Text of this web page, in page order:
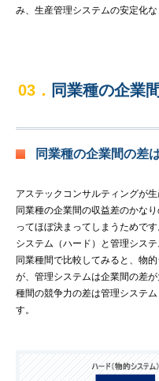
み、生産管理システムの安定化
03． 同業種の企業
同業種の企業間の差
アステックコンサルティングが
同業種の企業間の収益差のかな
ってほぼ決まってしまうためで
システム（ハード）と管理シス
同業種間で比較してみると、物
が、管理システムは企業間の差
種間の競争力の差は管理システ
す。